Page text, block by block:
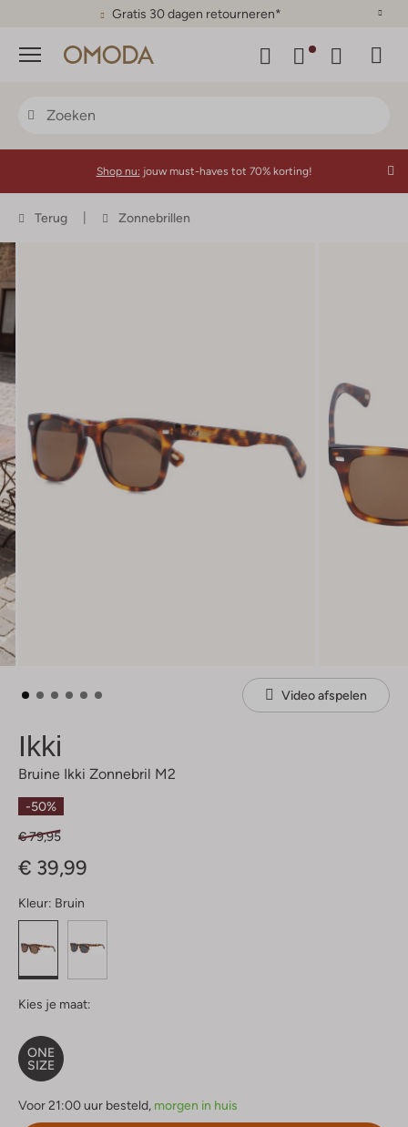
Gratis 30 dagen retourneren*
Menu
Shop nu: jouw must-haves tot 70% korting!
Terug Zonnebrillen
Video afspelen
Ikki
Bruine Ikki Zonnebril M2
-50%
€ 79,95
€ 39,99
Kleur: Bruin
Kies je maat:
ONE
SIZE
Voor 21:00 uur besteld, morgen in huis